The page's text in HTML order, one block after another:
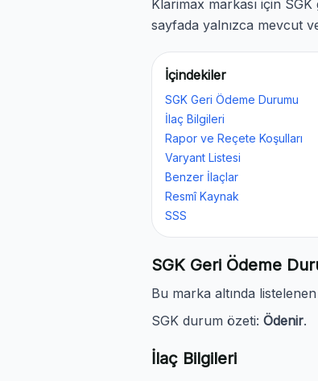
Klarimax markası için
sayfada yalnızca mevcut
İçindekiler
SGK Geri Ödeme Durumu
İlaç Bilgileri
Rapor ve Reçete Koşulları
Varyant Listesi
Benzer İlaçlar
Resmî Kaynak
SSS
SGK Geri Ödeme
Bu marka altında
SGK durum özeti: Ödenir.
İlaç Bilgileri